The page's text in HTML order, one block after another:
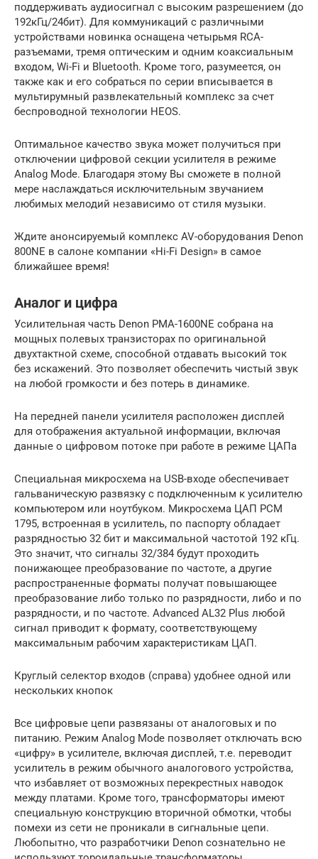
поддерживать аудиосигнал с высоким разрешением (до
192кГц/24бит). Для коммуникаций с различными
устройствами новинка оснащена четырьмя RCA-
разъемами, тремя оптическим и одним коаксиальным
входом, Wi-Fi и Bluetooth. Кроме того, разумеется, он
также как и его собраться по серии вписывается в
мультирумный развлекательный комплекс за счет
беспроводной технологии HEOS.
Оптимальное качество звука может получиться при
отключении цифровой секции усилителя в режиме
Analog Mode. Благодаря этому Вы сможете в полной
мере наслаждаться исключительным звучанием
любимых мелодий независимо от стиля музыки.
Ждите анонсируемый комплекс AV-оборудования Denon
800NE в салоне компании «Hi-Fi Design» в самое
ближайшее время!
Аналог и цифра
Усилительная часть Denon PMA-1600NE собрана на
мощных полевых транзисторах по оригинальной
двухтактной схеме, способной отдавать высокий ток
без искажений. Это позволяет обеспечить чистый звук
на любой громкости и без потерь в динамике.
На передней панели усилителя расположен дисплей
для отображения актуальной информации, включая
данные о цифровом потоке при работе в режиме ЦАПа
Специальная микросхема на USB-входе обеспечивает
гальваническую развязку с подключенным к усилителю
компьютером или ноутбуком. Микросхема ЦАП PCM
1795, встроенная в усилитель, по паспорту обладает
разрядностью 32 бит и максимальной частотой 192 кГц.
Это значит, что сигналы 32/384 будут проходить
понижающее преобразование по частоте, а другие
распространенные форматы получат повышающее
преобразование либо только по разрядности, либо и по
разрядности, и по частоте. Advanced AL32 Plus любой
сигнал приводит к формату, соответствующему
максимальным рабочим характеристикам ЦАП.
Круглый селектор входов (справа) удобнее одной или
нескольких кнопок
Все цифровые цепи развязаны от аналоговых и по
питанию. Режим Analog Mode позволяет отключать всю
«цифру» в усилителе, включая дисплей, т.е. переводит
усилитель в режим обычного аналогового устройства,
что избавляет от возможных перекрестных наводок
между платами. Кроме того, трансформаторы имеют
специальную конструкцию вторичной обмотки, чтобы
помехи из сети не проникали в сигнальные цепи.
Любопытно, что разработчики Denon сознательно не